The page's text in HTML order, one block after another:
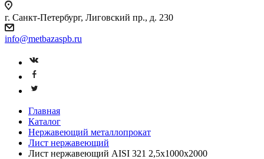
г. Санкт-Петербург, Лиговский пр., д. 230
info@metbazaspb.ru
Главная
Каталог
Нержавеющий металлопрокат
Лист нержавеющий
Лист нержавеющий AISI 321 2,5х1000х2000